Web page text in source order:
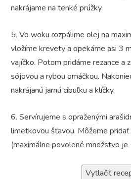
nakrájame na tenké prúžky.
5. Vo woku rozpálime olej na
vložíme krevety a opekáme asi 3
vajíčko. Potom pridáme rezance a
sójovou a rybou omáčkou.
nakrájanú jarnú cibuľku a klíčky.
6. Servírujeme s opraženými
limetkovou šťavou. Môžeme pridať
(maximálne povolené množstvo je
Vytlačiť